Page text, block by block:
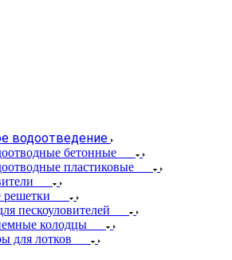
водоотведение
бетонные
пластиковые
пескоуловителей
колодцы
для лотков